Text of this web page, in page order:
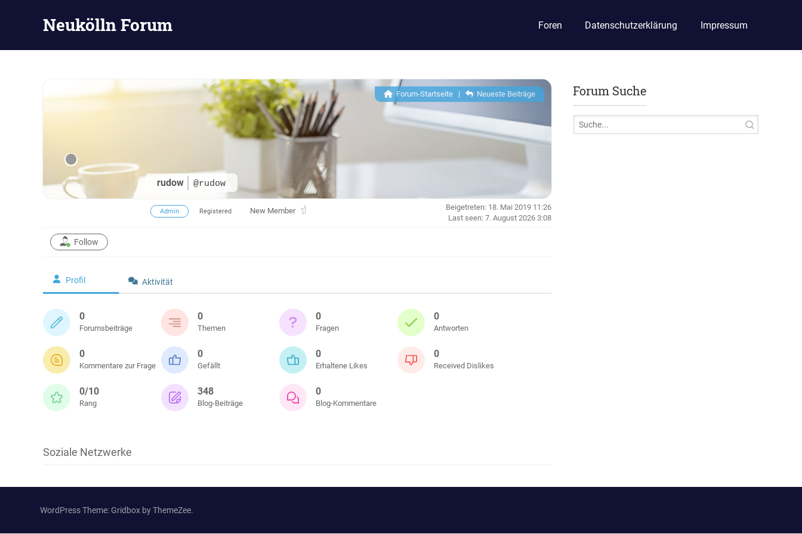
Neukölln Forum Foren Datenschutzerklärung Impressum
rudow @rudow
Forum-Startseite | Neueste Beiträge
Admin Registered New Member
Beigetreten: 18. Mai 2019 11:26
Last seen: 7. August 2026 3:08
Follow
Profil Aktivität
0
Forumsbeiträge
0
Themen
0
Fragen
0
Antworten
0
Kommentare zur Frage
0
Gefällt
0
Erhaltene Likes
0
Received Dislikes
0/10
Rang
348
Blog-Beiträge
0
Blog-Kommentare
Soziale Netzwerke
Forum Suche
WordPress Theme: Gridbox by ThemeZee.